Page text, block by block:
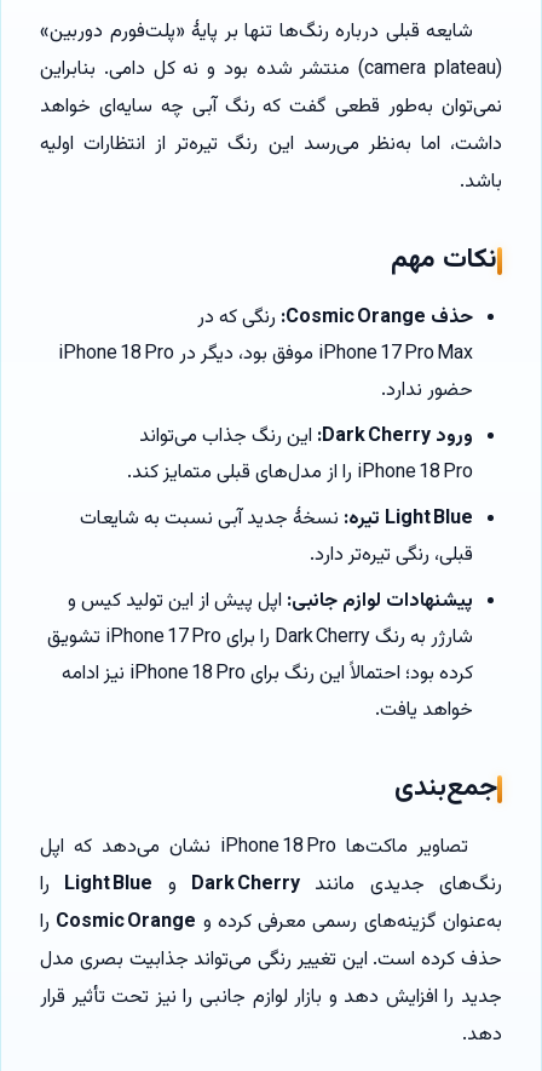
شایعه قبلی درباره رنگ‌ها تنها بر پایهٔ «پلت‌فورم دوربین»
(camera plateau) منتشر شده بود و نه کل دامی. بنابراین
نمی‌توان به‌طور قطعی گفت که رنگ آبی چه سایه‌ای خواهد
داشت، اما به‌نظر می‌رسد این رنگ تیره‌تر از انتظارات اولیه
باشد.
نکات مهم
حذف Cosmic Orange:
رنگی که در
iPhone 17 Pro Max موفق بود، دیگر در iPhone 18 Pro
حضور ندارد.
ورود Dark Cherry:
این رنگ جذاب می‌تواند
iPhone 18 Pro را از مدل‌های قبلی متمایز کند.
Light Blue تیره:
نسخهٔ جدید آبی نسبت به شایعات
قبلی، رنگی تیره‌تر دارد.
پیشنهادات لوازم جانبی: اپل پیش از این تولید کیس و
شارژر به رنگ Dark Cherry را برای iPhone 17 Pro تشویق
کرده بود؛ احتمالاً این رنگ برای iPhone 18 Pro نیز ادامه
خواهد یافت.
جمع‌بندی
تصاویر ماکت‌ها iPhone 18 Pro نشان می‌دهد که اپل
رنگ‌های جدیدی مانند Dark Cherry و Light Blue را
به‌عنوان گزینه‌های رسمی معرفی کرده و Cosmic Orange را
حذف کرده است. این تغییر رنگی می‌تواند جذابیت بصری مدل
جدید را افزایش دهد و بازار لوازم جانبی را نیز تحت تأثیر قرار
دهد.